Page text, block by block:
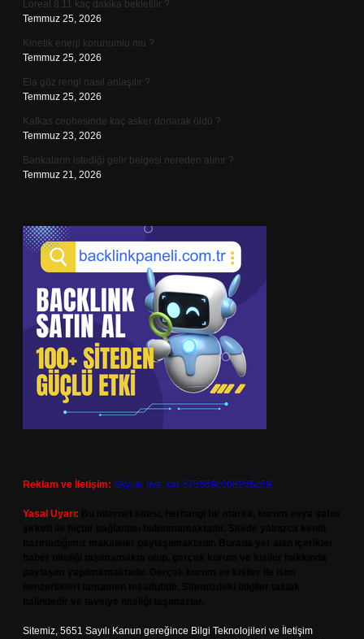
Loreal 8.11 kaç dakika bekletilir ?
Temmuz 25, 2026
Kinetik enerji korunumlu mu ?
Temmuz 25, 2026
Ela göz rengi nasıl anlaşılır ?
Temmuz 25, 2026
Kafkas cephesinde kaç asker donarak öldü ?
Temmuz 23, 2026
Bankaların istediği gelir belgesi nereden alınır ?
Temmuz 21, 2026
Reklam ve İletişim: Skype: live:.cid.575569c608265c69
Yasal Uyarı:
Sitemiz, 5651 Sayılı Kanun gereğince Bilgi Teknolojileri ve İletişim